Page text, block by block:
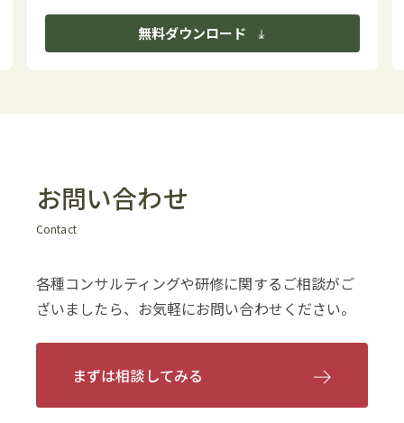
無料ダウンロード
お問い合わせ
Contact
各種コンサルティングや研修に関するご相談がご
ざいましたら、お気軽にお問い合わせください。
まずは相談してみる